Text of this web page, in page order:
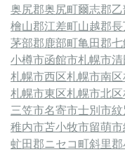
奥尻郡奥尻町爾志郡
檜山郡江差町山越郡
茅部郡鹿部町亀田郡
小樽市函館市札幌市
札幌市西区札幌市南区
札幌市東区札幌市北区
三笠市名寄市士別市
稚内市苫小牧市留萌市
虻田郡ニセコ町斜里